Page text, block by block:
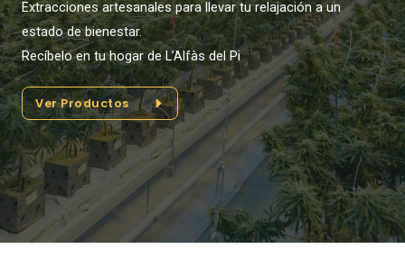
Extracciones artesanales para llevar tu relajación a un
estado de bienestar.
Recíbelo en tu hogar de L’Alfàs del Pi
Ver Productos